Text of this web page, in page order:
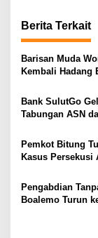
g
a
s
p
o
s
Berita Terkait
Barisan Muda
Kembali Hadang
Dipulangkan
Bank SulutGo
Tabungan ASN
dan 51 Sepeda
Pemkot Bitung
Kasus Persekusi
Katung Tanpa
Pengabdian
Boalemo Turun